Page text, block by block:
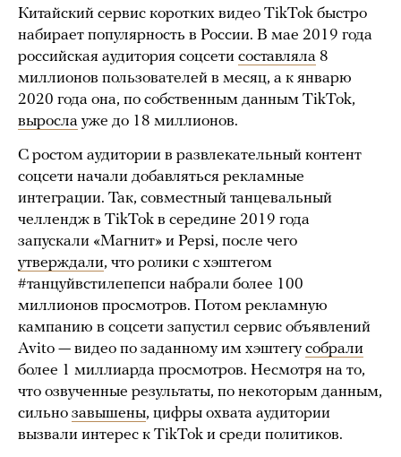
Китайский сервис коротких видео TikTok быстро
набирает популярность в России. В мае 2019 года
российская аудитория соцсети составляла 8
миллионов пользователей в месяц, а к январю
2020 года она, по собственным данным TikTok,
выросла уже до 18 миллионов.
С ростом аудитории в развлекательный контент
соцсети начали добавляться рекламные
интеграции. Так, совместный танцевальный
челлендж в TikTok в середине 2019 года
запускали «Магнит» и Pepsi, после чего
утверждали, что ролики с хэштегом
#танцуйвстилепепси набрали более 100
миллионов просмотров. Потом рекламную
кампанию в соцсети запустил сервис объявлений
Avito — видео по заданному им хэштегусобрали
более 1 миллиарда просмотров. Несмотря на то,
что озвученные результаты, по некоторым данным,
сильно завышены, цифры охвата аудитории
вызвали интерес к TikTok и среди политиков.